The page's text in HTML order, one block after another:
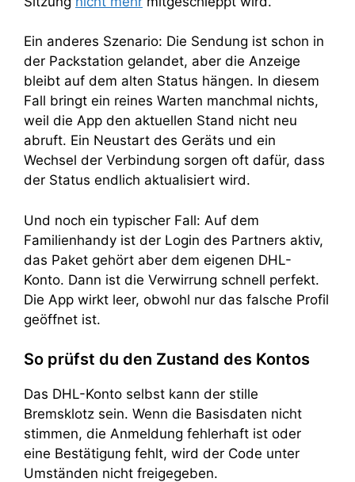
Ein anderes Szenario: Die Sendung ist schon in
der Packstation gelandet, aber die Anzeige
bleibt auf dem alten Status hängen. In diesem
Fall bringt ein reines Warten manchmal nichts,
weil die App den aktuellen Stand nicht neu
abruft. Ein Neustart des Geräts und ein
Wechsel der Verbindung sorgen oft dafür, dass
der Status endlich aktualisiert wird.
Und noch ein typischer Fall: Auf dem
Familienhandy ist der Login des Partners aktiv,
das Paket gehört aber dem eigenen DHL-
Konto. Dann ist die Verwirrung schnell perfekt.
Die App wirkt leer, obwohl nur das falsche Profil
geöffnet ist.
So prüfst du den Zustand des Kontos
Das DHL-Konto selbst kann der stille
Bremsklotz sein. Wenn die Basisdaten nicht
stimmen, die Anmeldung fehlerhaft ist oder
eine Bestätigung fehlt, wird der Code unter
Umständen nicht freigegeben.